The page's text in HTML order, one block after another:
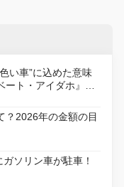
い車”に込めた意味
ト・アイダホ』が
活
？2026年の金額の目
ソリン車が駐車！